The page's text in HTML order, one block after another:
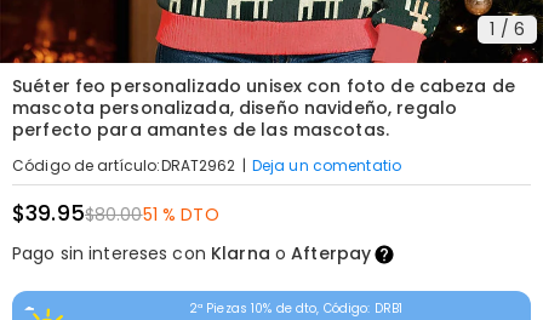
1 / 6
Suéter feo personalizado unisex con foto de cabeza de
mascota personalizada, diseño navideño, regalo
perfecto para amantes de las mascotas.
Código de artículo:DRAT2962 | Deja un comentatio
$39.95$80.0051 % DTO
Pago sin intereses con Klarna oAfterpay
2ª Piezas 10% de dto, Código: DRB1